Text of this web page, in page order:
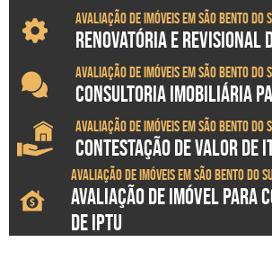
Avaliação de imóveis em São Bento do
RENOVATÓRIA E REVISIONAL
Avaliação de imóveis em São Bento do
CONSULTORIA IMOBILIÁRIA
Avaliação de imóveis em São Bento do
CONTESTAÇÃO DE VALOR DE
Avaliação de imóveis em São Bento do
AVALIAÇÃO DE IMÓVEL PARA
DE IPTU